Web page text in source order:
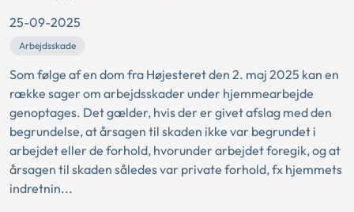
25-09-2025
Arbejdsskade
Som følge af en dom fra Højesteret den 2. maj 2025 kan en
række sager om arbejdsskader under hjemmearbejde
genoptages. Det gælder, hvis der er givet afslag med den
begrundelse, at årsagen til skaden ikke var begrundet i
arbejdet eller de forhold, hvorunder arbejdet foregik, og at
årsagen til skaden således var private forhold, fx hjemmets
indretnin...